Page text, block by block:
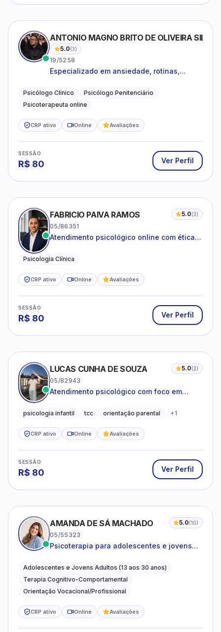
ANTONIO MAGNO BRITO DE OLIVEIRA SILVA
5.0(3)
19/5258
Especializado em ansiedade, rotinas,
familiares e questões comportamentais.
Psicólogo Clinico
Psicólogo Penitenciário
Psicoterapeuta online
CRP ativo Online Avaliações
SESSÃO
R$ 80 Ver Perfil
FABRICIO PAIVA RAMOS 5.0(3)
05/86351
Atendimento psicológico online com ética,
Psicologia Clínica
CRP ativo Online Avaliações
SESSÃO
R$ 80 Ver Perfil
LUCAS CUNHA DE SOUZA 5.0(2)
05/82943
Atendimento psicológico com foco em
promovendo equilíbrio emocional e
psicologia infantil tcc orientação parental +1
CRP ativo Online Avaliações
SESSÃO
R$ 80 Ver Perfil
AMANDA DE SÁ MACHADO 5.0(10)
05/55323
Psicoterapia para adolescentes e jovens
autoestima, relações e orientação
profissional
Adolescentes e Jovens Adultos (13 aos 30 anos)
Terapia Cognitivo-Comportamental
Orientação Vocacional/Profissional
CRP ativo Online Avaliações